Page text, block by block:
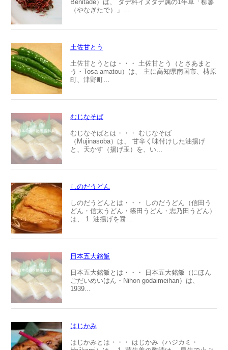
Benitade）は、 タデ科イヌタデ属の1年草「柳蓼
（やなぎたで）」...
土佐甘とう
土佐甘とうとは・・・ 土佐甘とう（とさあまと
う・Tosa amatou）は、 主に高知県南国市、梼原
町、津野町...
むじなそば
むじなそばとは・・・ むじなそば
（Mujinasoba）は、 甘辛く味付けした油揚げ
と、天かす（揚げ玉）を、い...
しのだうどん
しのだうどんとは・・・ しのだうどん（信田う
どん・信太うどん・篠田うどん・志乃田うどん）
は、 1. 油揚げを醤...
日本五大銘飯
日本五大銘飯とは・・・ 日本五大銘飯（にほん
ごだいめいはん・Nihon godaimeihan）は、
1939...
はじかみ
はじかみとは・・・ はじかみ（ハジカミ・